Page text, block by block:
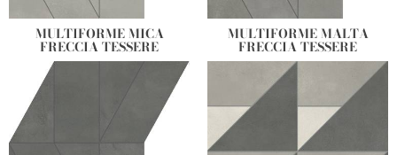
MULTIFORME MICA
FRECCIA TESSERE
MULTIFORME MALTA
FRECCIA TESSERE